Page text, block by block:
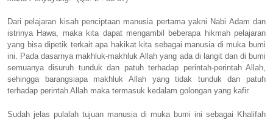
Dari pelajaran kisah penciptaan manusia pertama yakni Nabi Adam dan
istrinya Hawa, maka kita dapat mengambil beberapa hikmah pelajaran
yang bisa dipetik terkait apa hakikat kita sebagai manusia di muka bumi
ini. Pada dasarnya makhluk-makhluk Allah yang ada di langit dan di bumi
semuanya disuruh tunduk dan patuh terhadap perintah-perintah Allah,
sehingga barangsiapa makhluk Allah yang tidak tunduk dan patuh
terhadap perintah Allah maka termasuk kedalam golongan yang kafir.
Sudah jelas pulalah tujuan manusia di muka bumi ini sebagai Khalifah